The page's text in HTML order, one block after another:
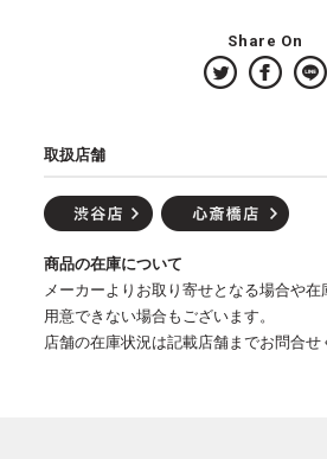
Share On
取扱店舗
商品の在庫について
メーカーよりお取り寄せとなる場合や
用意できない場合もございます。
店舗の在庫状況は記載店舗までお問合せ